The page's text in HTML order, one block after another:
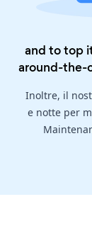
and to top
around-the-
Inoltre, il
e notte per